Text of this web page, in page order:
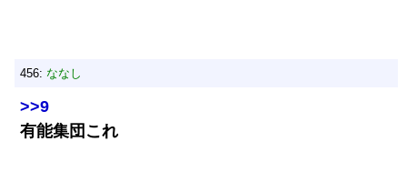
456: ななし
>>9
有能集団これ